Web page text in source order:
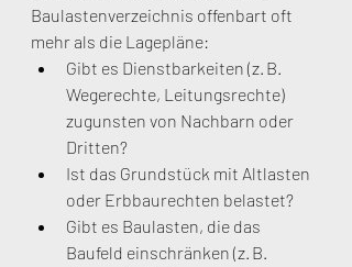
Baulastenverzeichnis offenbart oft
mehr als die Lagepläne:
Gibt es Dienstbarkeiten (z. B.
Wegerechte, Leitungsrechte)
zugunsten von Nachbarn oder
Dritten?
Ist das Grundstück mit Altlasten
oder Erbbaurechten belastet?
Gibt es Baulasten, die das
Baufeld einschränken (z. B.